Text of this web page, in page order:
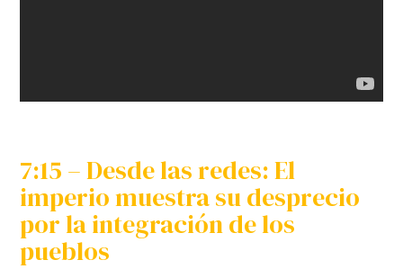
7:15 – Desde las redes: El
imperio muestra su desprecio
por la integración de los
pueblos